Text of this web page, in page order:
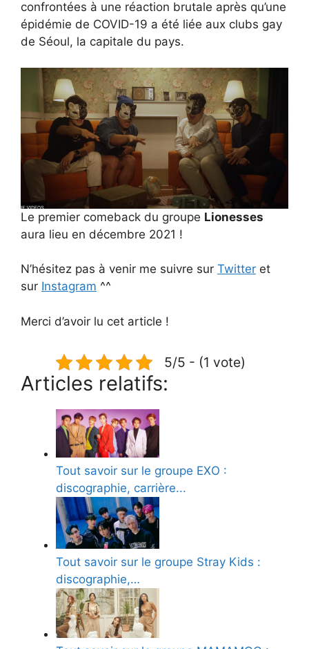
confrontées à une réaction brutale après qu’une
épidémie de COVID-19 a été liée aux clubs gay
de Séoul, la capitale du pays.
Le premier comeback du groupe Lionesses
aura lieu en décembre 2021 !
N’hésitez pas à venir me suivre sur Twitter et
sur Instagram ^^
Merci d’avoir lu cet article !
5/5 - (1 vote)
Articles relatifs:
Tout savoir sur le groupe EXO :
discographie, carrière...
Tout savoir sur le groupe Stray Kids :
discographie,…